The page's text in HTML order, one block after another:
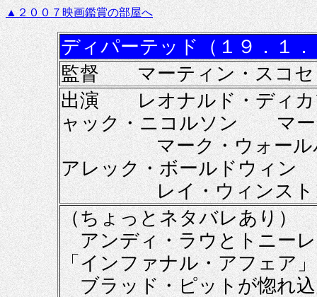
▲２００７映画鑑賞の部屋へ
ディパーテッド（１９．１
監督 マーティン・スコセ
出演 レオナルド・ディ
ャック・ニコルソン マー
マーク・ウォール
アレック・ボールドウィン
レイ・ウィンストン
（ちょっとネタバレあり）
アンディ・ラウとトニーレ
「インファナル・アフェア
ブラッド・ピットが惚れ込